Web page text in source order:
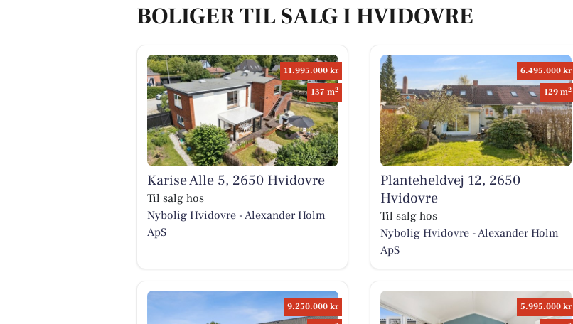
BOLIGER TIL SALG I HVIDOVRE
11.995.000 kr
137 m2
Karise Alle 5, 2650 Hvidovre
Til salg hos
Nybolig Hvidovre - Alexander Holm
ApS
6.495.000 kr
129 m2
Planteheldvej 12, 2650
Hvidovre
Til salg hos
Nybolig Hvidovre - Alexander Holm
ApS
9.250.000 kr
5.995.000 kr